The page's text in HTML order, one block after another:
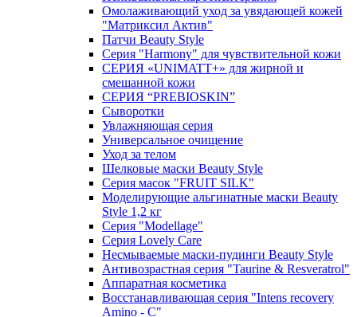
Омолаживающий уход за увядающей кожей
"Матриксил Актив"
Патчи Beauty Style
Серия "Harmony" для чувствительной кожи
СЕРИЯ «UNIMATT+» для жирной и
смешанной кожи
СЕРИЯ “PREBIOSKIN”
Сыворотки
Увлажняющая серия
Универсальное очищение
Уход за телом
Шелковые маски Beauty Style
Серия масок "FRUIT SILK"
Моделирующие альгинатные маски Beauty
Style 1,2 кг
Серия "Modellage"
Cерия Lovely Care
Несмываемые маски-пудинги Beauty Style
Антивозрастная серия "Taurine & Resveratrol"
Аппаратная косметика
Восстанавливающая серия "Intens recovery
Amino - C"